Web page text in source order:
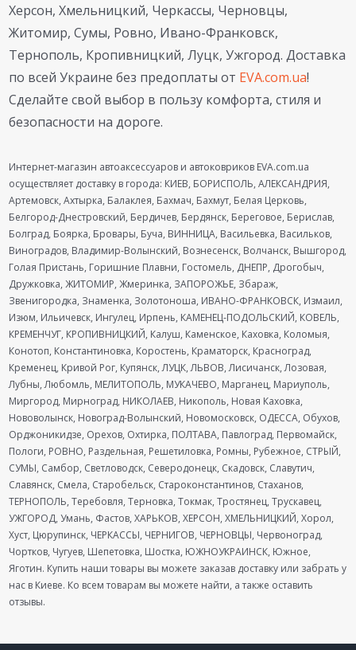
Херсон, Хмельницкий, Черкассы, Черновцы,
Житомир, Сумы, Ровно, Ивано-Франковск,
Тернополь, Кропивницкий, Луцк, Ужгород. Доставка
по всей Украине без предоплаты от EVA.com.ua!
Сделайте свой выбор в пользу комфорта, стиля и
безопасности на дороге.
Интернет-магазин автоаксессуаров и автоковриков EVA.com.ua
осуществляет доставку в города: КИЕВ, БОРИСПОЛЬ, АЛЕКСАНДРИЯ,
Артемовск, Ахтырка, Балаклея, Бахмач, Бахмут, Белая Церковь,
Белгород-Днестровский, Бердичев, Бердянск, Береговое, Берислав,
Болград, Боярка, Бровары, Буча, ВИННИЦА, Васильевка, Васильков,
Виноградов, Владимир-Волынский, Вознесенск, Волчанск, Вышгород,
Голая Пристань, Горишние Плавни, Гостомель, ДНЕПР, Дрогобыч,
Дружковка, ЖИТОМИР, Жмеринка, ЗАПОРОЖЬЕ, Збараж,
Звенигородка, Знаменка, Золотоноша, ИВАНО-ФРАНКОВСК, Измаил,
Изюм, Ильичевск, Ингулец, Ирпень, КАМЕНЕЦ-ПОДОЛЬСКИЙ, КОВЕЛЬ,
КРЕМЕНЧУГ, КРОПИВНИЦКИЙ, Калуш, Каменское, Каховка, Коломыя,
Конотоп, Константиновка, Коростень, Краматорск, Красноград,
Кременец, Кривой Рог, Купянск, ЛУЦК, ЛЬВОВ, Лисичанск, Лозовая,
Лубны, Любомль, МЕЛИТОПОЛЬ, МУКАЧЕВО, Марганец, Мариуполь,
Миргород, Мирноград, НИКОЛАЕВ, Никополь, Новая Каховка,
Нововолынск, Новоград-Волынский, Новомосковск, ОДЕССА, Обухов,
Орджоникидзе, Орехов, Охтирка, ПОЛТАВА, Павлоград, Первомайск,
Пологи, РОВНО, Раздельная, Решетиловка, Ромны, Рубежное, СТРЫЙ,
СУМЫ, Самбор, Светловодск, Северодонецк, Скадовск, Славутич,
Славянск, Смела, Старобельск, Староконстантинов, Стаханов,
ТЕРНОПОЛЬ, Теребовля, Терновка, Токмак, Тростянец, Трускавец,
УЖГОРОД, Умань, Фастов, ХАРЬКОВ, ХЕРСОН, ХМЕЛЬНИЦКИЙ, Хорол,
Хуст, Цюрупинск, ЧЕРКАССЫ, ЧЕРНИГОВ, ЧЕРНОВЦЫ, Червоноград,
Чортков, Чугуев, Шепетовка, Шостка, ЮЖНОУКРАИНСК, Южное,
Яготин. Купить наши товары вы можете заказав доставку или забрать у
нас в Киеве. Ко всем товарам вы можете найти, а также оставить
отзывы.